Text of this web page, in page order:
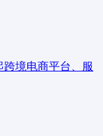
境电商平台、服